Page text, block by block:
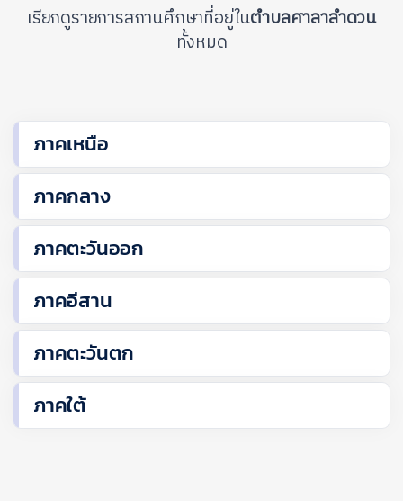
เรียกดูรายการสถานศึกษาที่อยู่ในตำบลศาลาลำดวน
ทั้งหมด
ภาคเหนือ
ภาคกลาง
ภาคตะวันออก
ภาคอีสาน
ภาคตะวันตก
ภาคใต้